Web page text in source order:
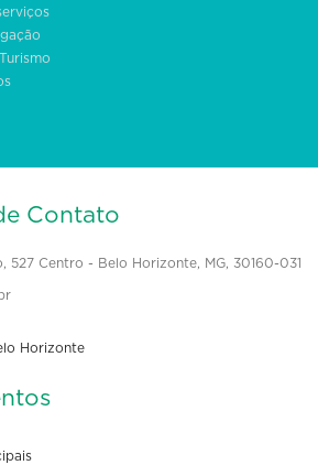
Contato
527 Centro - Belo Horizonte, MG, 30160-031
Horizonte